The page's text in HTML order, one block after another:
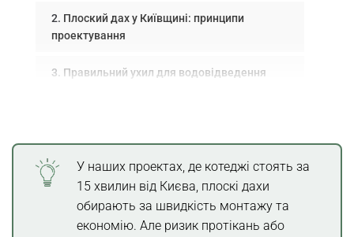
Плоский дах у Київщині: принципи
проектування
Правильний ухил для водовідведення
Гідроізоляція як основа герметичності
Посилення конструкції під навантаження
Система водовідведення
У наших проектах, де котеджі стоять за
15 хвилин від Києва, плоскі дахи
обирають за швидкість монтажу та
економію. Але ризик протікань або